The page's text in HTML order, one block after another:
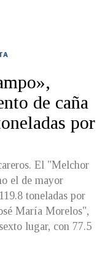
de caña
por
El "Melchor
el de mayor
toneladas por
María Morelos",
lugar, con 77.5